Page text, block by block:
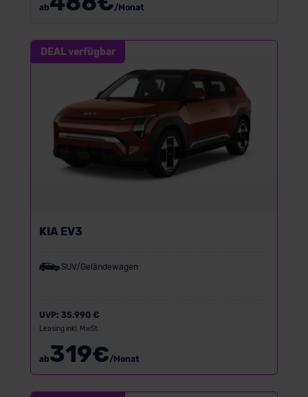
ab /Monat
DEAL verfügbar
KIA EV3
SUV/Geländewagen
UVP: 35.990 €
Leasing inkl. MwSt.
ab319€/Monat